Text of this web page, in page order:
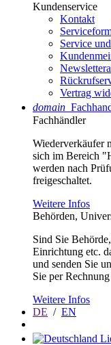
Kundenservice
Kontakt
Service
Vertrag
domain
Fachhändler
Wiederverkäufer
sich im Bereich
werden nach
freigeschaltet.
Weitere Infos
Behörden,
Sind Sie
Einrichtung etc.
und senden Sie
Sie per
Weitere Infos
DE / EN